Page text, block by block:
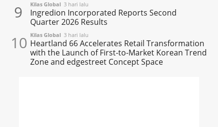
9 Kilas Global 3 hari lalu
Ingredion Incorporated Reports Second
Quarter 2026 Results
10 Kilas Global 3 hari lalu
Heartland 66 Accelerates Retail Transformation
with the Launch of First-to-Market Korean Trend
Zone and edgestreet Concept Space